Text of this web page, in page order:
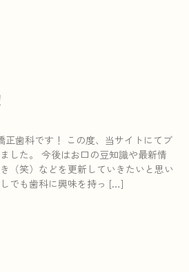
正歯科です！ この度、当サイトにてブ
した。 今後はお口の豆知識や最新情
（笑）などを更新していきたいと思い
でも歯科に興味を持っ […]